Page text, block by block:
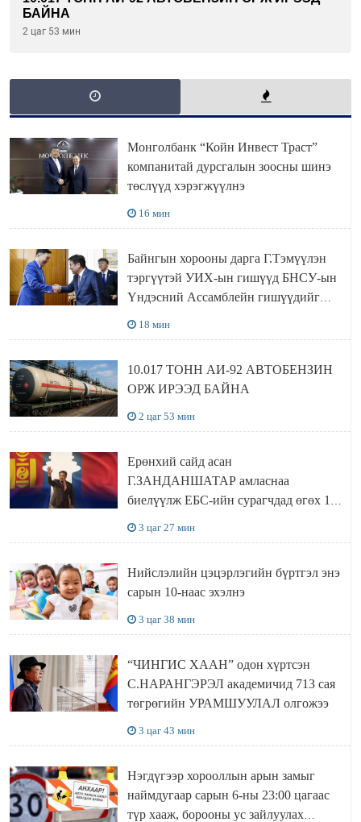
БАЙНА
2 цаг 53 мин
Монголбанк “Койн Инвест Траст”
компанитай дурсгалын зоосны шинэ
төслүүд хэрэгжүүлнэ
16 мин
Байнгын хорооны дарга Г.Тэмүүлэн
тэргүүтэй УИХ-ын гишүүд БНСУ-ын
Үндэсний Ассамблейн гишүүдийг
18 мин
10.017 ТОНН АИ-92 АВТОБЕНЗИН
ОРЖ ИРЭЭД БАЙНА
2 цаг 53 мин
Ерөнхий сайд асан
Г.ЗАНДАНШАТАР амласнаа
биелүүлж ЕБС-ийн сурагчдад өгөх 10.
3 цаг 27 мин
Нийслэлийн цэцэрлэгийн бүртгэл энэ
сарын 10-наас эхэлнэ
3 цаг 38 мин
“ЧИНГИС ХААН” одон хүртсэн
С.НАРАНГЭРЭЛ академичид 713 сая
төгрөгийн УРАМШУУЛАЛ олгожээ
3 цаг 43 мин
Нэгдүгээр хорооллын арын замыг
наймдугаар сарын 6-ны 23:00 цагаас
түр хааж, борооны ус зайлуулах